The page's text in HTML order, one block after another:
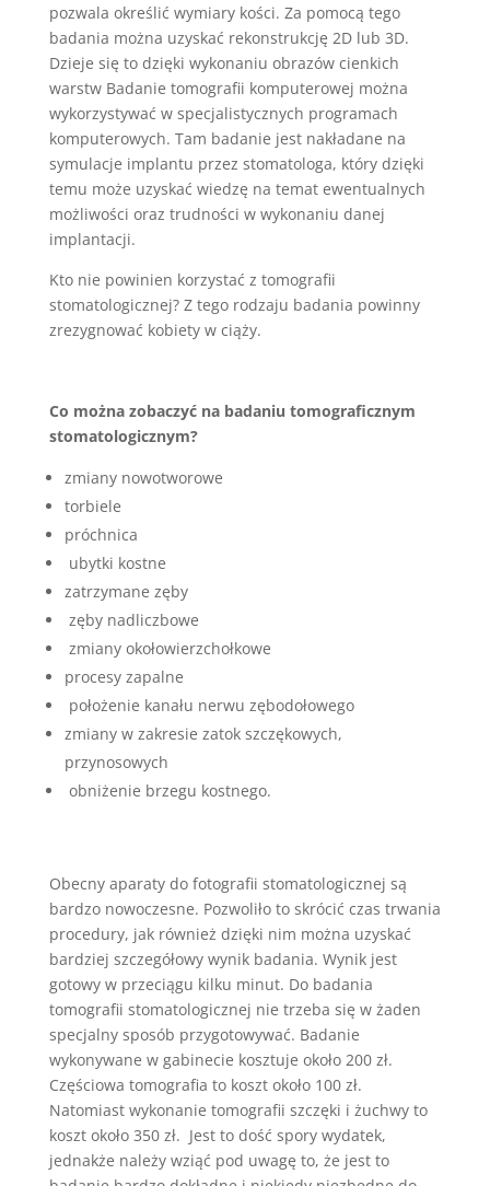
pozwala określić wymiary kości. Za pomocą tego
badania można uzyskać rekonstrukcję 2D lub 3D.
Dzieje się to dzięki wykonaniu obrazów cienkich
warstw Badanie tomografii komputerowej można
wykorzystywać w specjalistycznych programach
komputerowych. Tam badanie jest nakładane na
symulacje implantu przez stomatologa, który dzięki
temu może uzyskać wiedzę na temat ewentualnych
możliwości oraz trudności w wykonaniu danej
implantacji.
Kto nie powinien korzystać z tomografii
stomatologicznej? Z tego rodzaju badania powinny
zrezygnować kobiety w ciąży.
Co można zobaczyć na badaniu tomograficznym
stomatologicznym?
zmiany nowotworowe
torbiele
próchnica
ubytki kostne
zatrzymane zęby
zęby nadliczbowe
zmiany okołowierzchołkowe
procesy zapalne
położenie kanału nerwu zębodołowego
zmiany w zakresie zatok szczękowych,
przynosowych
obniżenie brzegu kostnego.
Obecny aparaty do fotografii stomatologicznej są
bardzo nowoczesne. Pozwoliło to skrócić czas trwania
procedury, jak również dzięki nim można uzyskać
bardziej szczegółowy wynik badania. Wynik jest
gotowy w przeciągu kilku minut. Do badania
tomografii stomatologicznej nie trzeba się w żaden
specjalny sposób przygotowywać. Badanie
wykonywane w gabinecie kosztuje około 200 zł.
Częściowa tomografia to koszt około 100 zł.
Natomiast wykonanie tomografii szczęki i żuchwy to
koszt około 350 zł. Jest to dość spory wydatek,
jednakże należy wziąć pod uwagę to, że jest to